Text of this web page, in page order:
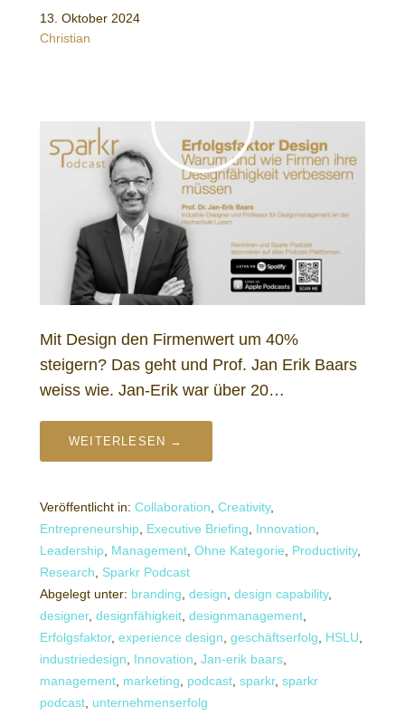
13. Oktober 2024
Christian
Mit Design den Firmenwert um 40%
steigern? Das geht und Prof. Jan Erik Baars
weiss wie. Jan-Erik war über 20…
WEITERLESEN →
Veröffentlicht in: Collaboration Creativity,
Entrepreneurship Executive Briefing Innovation
Leadership Management Ohne Kategorie Productivity,
Research
Sparkr Podcast
Abgelegt unter: branding design design capability,
designer, designfähigkeit designmanagement
Erfolgsfaktor, experience design geschäftserfolg HSLU
industriedesign
Innovation Jan-erik baars
management marketing podcast sparkr, sparkr
podcast unternehmenserfolg